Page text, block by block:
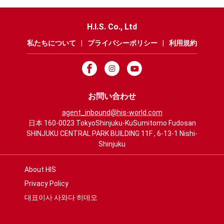
H.I.S. Co., Ltd
私たちについて プライバシーポリシー 利用規約
お問い合わせ
agent_inbound@his-world.com
日本 160-0023 TokyoShinjuku-KuSumitomo Fudosan
SHINJUKU CENTRAL PARK BUILDING 11F , 6-13-1 Nishi-
Shinjuku
About HIS
Privacy Policy
대표이사 사와다 히데오